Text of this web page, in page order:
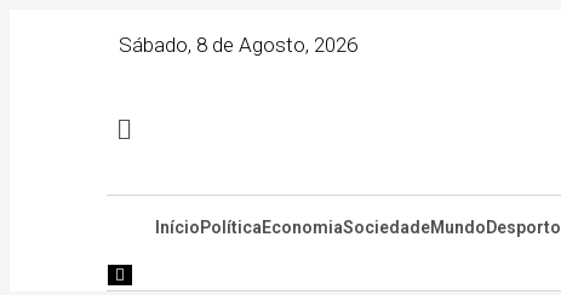
Sábado, 8 de Agosto, 2026
InícioPolíticaEconomiaSociedadeMundoDesporto
Hamburger Toggle Menu